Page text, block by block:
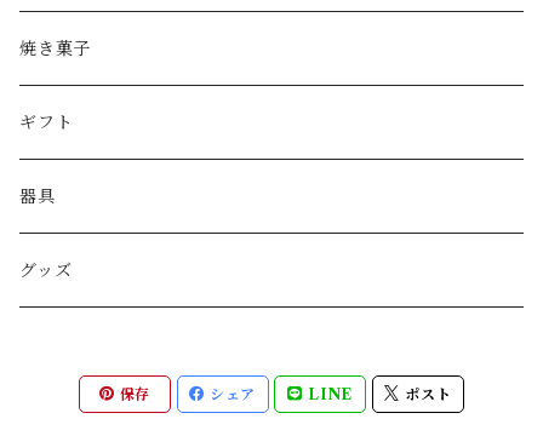
焼き菓子
ギフト
器具
グッズ
保存 シェア LINE ポスト